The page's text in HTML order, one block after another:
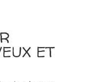
ET